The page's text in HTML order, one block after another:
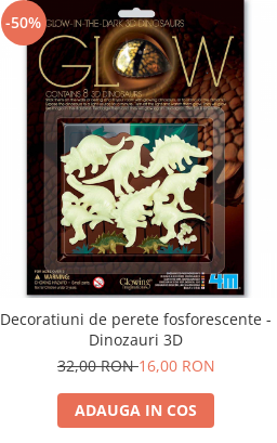
-50%
Decoratiuni de perete fosforescente -
Dinozauri 3D
32,00 RON16,00 RON
ADAUGA IN COS